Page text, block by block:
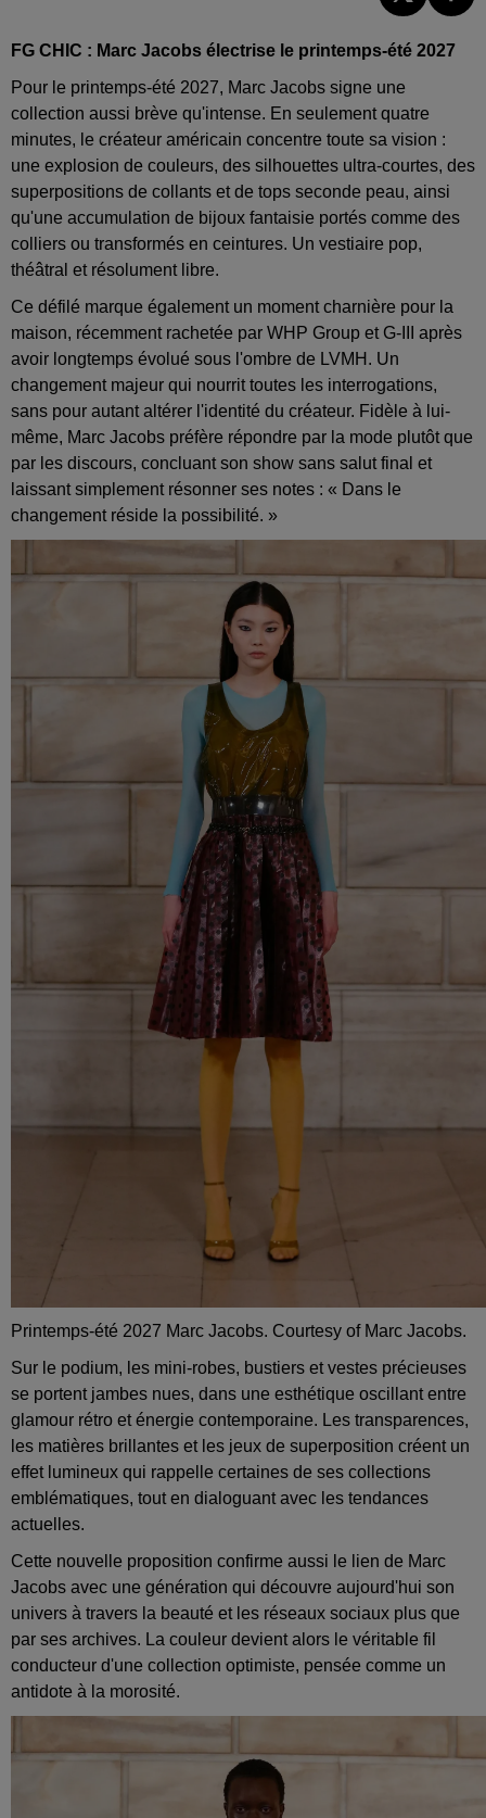
FG CHIC : Marc Jacobs électrise le printemps-été 2027
Pour le printemps-été 2027, Marc Jacobs signe une
collection aussi brève qu'intense. En seulement quatre
minutes, le créateur américain concentre toute sa vision :
une explosion de couleurs, des silhouettes ultra-courtes, des
superpositions de collants et de tops seconde peau, ainsi
qu'une accumulation de bijoux fantaisie portés comme des
colliers ou transformés en ceintures. Un vestiaire pop,
théâtral et résolument libre.
Ce défilé marque également un moment charnière pour la
maison, récemment rachetée par WHP Group et G-III après
avoir longtemps évolué sous l'ombre de LVMH. Un
changement majeur qui nourrit toutes les interrogations,
sans pour autant altérer l'identité du créateur. Fidèle à lui-
même, Marc Jacobs préfère répondre par la mode plutôt que
par les discours, concluant son show sans salut final et
laissant simplement résonner ses notes : « Dans le
changement réside la possibilité. »
Printemps-été 2027 Marc Jacobs. Courtesy of Marc Jacobs.
Sur le podium, les mini-robes, bustiers et vestes précieuses
se portent jambes nues, dans une esthétique oscillant entre
glamour rétro et énergie contemporaine. Les transparences,
les matières brillantes et les jeux de superposition créent un
effet lumineux qui rappelle certaines de ses collections
emblématiques, tout en dialoguant avec les tendances
actuelles.
Cette nouvelle proposition confirme aussi le lien de Marc
Jacobs avec une génération qui découvre aujourd'hui son
univers à travers la beauté et les réseaux sociaux plus que
par ses archives. La couleur devient alors le véritable fil
conducteur d'une collection optimiste, pensée comme un
antidote à la morosité.